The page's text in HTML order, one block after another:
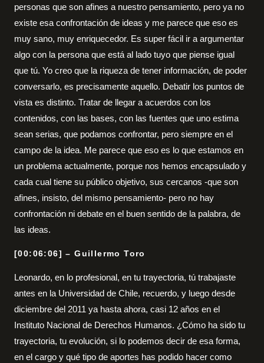
personas que son afines a nuestro pensamiento, pero ya no
existe esa confrontación de ideas y me parece que eso es
muy sano, muy enriquecedor. Es super fácil ir a argumentar
algo con la persona que está al lado tuyo que piense igual
que tú. Yo creo que la riqueza de tener información, de poder
conversarlo, es precisamente aquello. Debatir los puntos de
vista es distinto. Tratar de llegar a acuerdos con los
contenidos, con las bases, con las fuentes que uno estima
sean serias, que podamos confrontar, pero siempre en el
campo de la idea. Me parece que eso es lo que estamos en
un problema actualmente, porque nos hemos encapsulado y
cada cual tiene su público objetivo, sus cercanos -que son
afines, insisto, del mismo pensamiento- pero no hay
confrontación ni debate en el buen sentido de la palabra, de
las ideas.
[00:06:06] – Guillermo Toro
Leonardo, en lo profesional, en tu trayectoria, tú trabajaste
antes en la Universidad de Chile, recuerdo, y luego desde
diciembre del 2011 ya hasta ahora, casi 12 años en el
Instituto Nacional de Derechos Humanos. ¿Cómo ha sido tu
trayectoria, tu evolución, si lo podemos decir de esa forma,
en el cargo y qué tipo de aportes has podido hacer como